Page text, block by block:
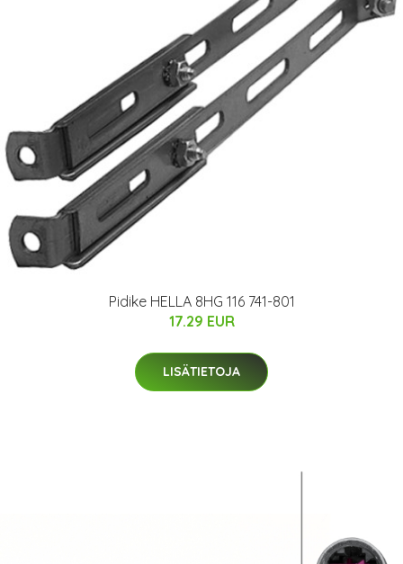
Pidike HELLA 8HG 116 741-801
17.29 EUR
LISÄTIETOJA